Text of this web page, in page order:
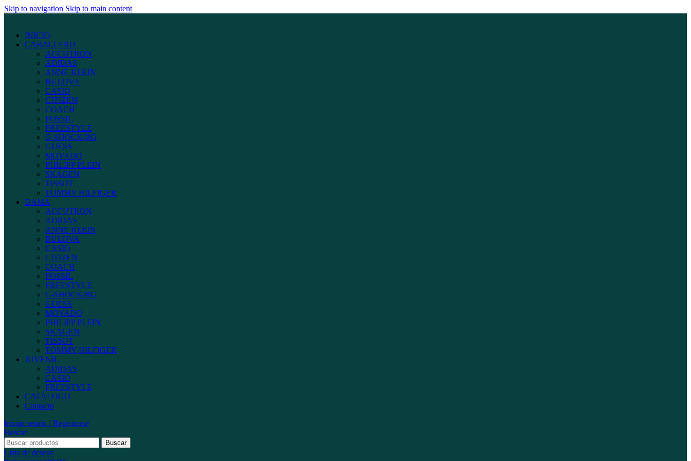
Skip to navigation Skip to main content
INICIO
CABALLERO
ACCUTRON
ADIDAS
ANNE KLEIN
BULOVA
CASIO
CITIZEN
COACH
FOSSIL
FREESTYLE
G-SHOCK/BG
GUESS
MOVADO
PHILIPP PLEIN
SKAGEN
TISSOT
TOMMY HILFIGER
DAMA
ACCUTRON
ADIDAS
ANNE KLEIN
BULOVA
CASIO
CITIZEN
COACH
FOSSIL
FREESTYLE
G-SHOCK/BG
GUESS
MOVADO
PHILIPP PLEIN
SKAGEN
TISSOT
TOMMY HILFIGER
JUVENIL
ADIDAS
CASIO
FREESTYLE
CATÁLOGO
Contacto
Iniciar sesión / Registrarse
Buscar
Buscar
Lista de deseos